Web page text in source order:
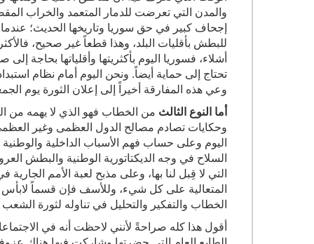
والمدن التي تعرضت للدمار المتعمد والخراب
إجحاف كبير في حق سوريا وتاريخها الحديث؛
للبطش بأقليات البلد، وهذا قطعاً غير صحيح،
أشلاء، فسوريا اليوم بأكثريتها وأقلياتها بحاجة
تحتاج إلى حماية أيضاً. ونحن اليوم أمام نظام
وعي هذه المفارقة أخيراً إلى إعلان الثورة يوم الجمعة 26 نيسان (أبريل) بـ "جمعة حماية
أما النوع الثالث من الخطاب فهو الذي لا يهمه من
وحكايات تصادم مصالح الدول العظمى وغير
اليوم وعلى حساب فهم الأسباب الداخلية
السلاح في وجه الديكتاتورية الوطنية والبطش
التي لا قِبل لنا بها، وعلى مذبح لعبة الأمم
المتعالية على كل شيء، وللأسف فإن قسماً لابأس
الخطاب والتفكير والتحليل في تناوله لثورة
أقول هذا كله صراحةً لأنني لاحظت أنه في